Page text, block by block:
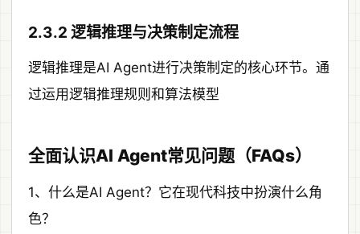
2.3.2 逻辑推理与决策制定流程
逻辑推理是AI Agent进行决策制定的核心环节。通
过运用逻辑推理规则和算法模型
全面认识AI Agent常见问题（FAQs）
1、什么是AI Agent？它在现代科技中扮演什么角
色？